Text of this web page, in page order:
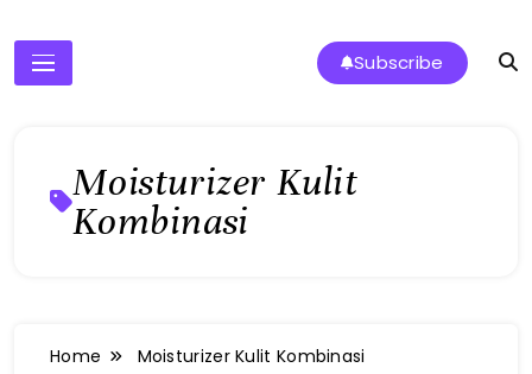
The Cadillac Hotel
Subscribe
Moisturizer Kulit
Kombinasi
Home Moisturizer Kulit Kombinasi